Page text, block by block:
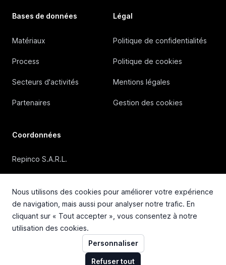
Nous utilisons des cookies pour améliorer votre expérience
de navigation, mais aussi pour analyser notre trafic. En
cliquant sur « Tout accepter », vous consentez à notre
utilisation des cookies.
Personnaliser
Refuser tout
Bases de données
Matériaux
Process
Secteurs d'activités
Partenaires
Légal
Politique de confidentialités
Politique de cookies
Mentions légales
Gestion des cookies
Coordonnées
Repinco S.A.R.L.
+33 4 72 36 87 87
contact@repinco.com